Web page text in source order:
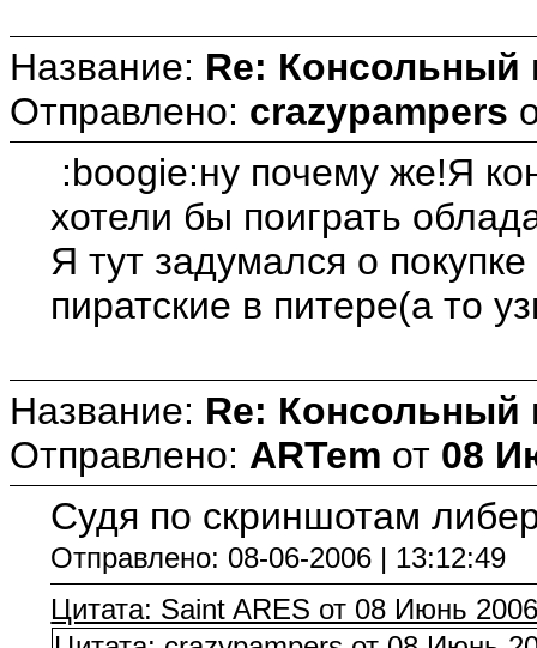
Название: Re: Консольный
Отправлено: crazypampers
:boogie:ну почему же!Я
хотели бы поиграть
Я тут задумался о
пиратские в питере(а то
Название: Re: Консольный
Отправлено: ARTem от 08
Судя по скриншотам
Отправлено: 08-06-2006 | 13:12:49
Цитата: Saint ARES от 08 Июнь